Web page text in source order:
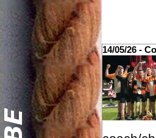
14/05/26 -